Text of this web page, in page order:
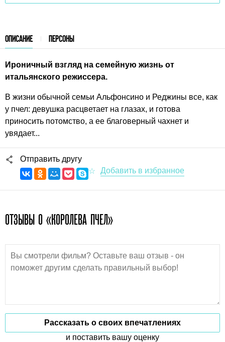
ОПИСАНИЕ ПЕРСОНЫ
Ироничный взгляд на семейную жизнь от
итальянского режиссера.
В жизни обычной семьи Альфонсино и Реджины все, как
у пчел: девушка расцветает на глазах, и готова
приносить потомство, а ее благоверный чахнет и
увядает...
Отправить другу
ОТЗЫВЫ О «КОРОЛЕВА ПЧЕЛ»
Рассказать о своих впечатлениях
и поставить вашу оценку